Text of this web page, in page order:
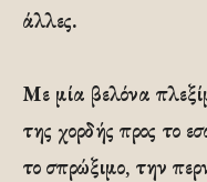
άλλες.
Με μία βελόνα
της χορδής προς το
το σπρώξιμο, την